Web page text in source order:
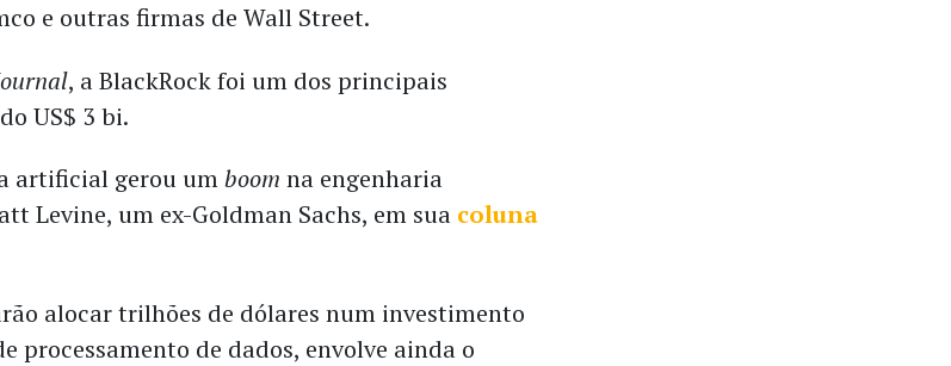
e outras firmas de Wall Street.
, a BlackRock foi um dos principais
US$ 3 bi.
artificial gerou umboom na engenharia
Levine, um ex-Goldman Sachs, em sua coluna
alocar trilhões de dólares num investimento
processamento de dados, envolve ainda o